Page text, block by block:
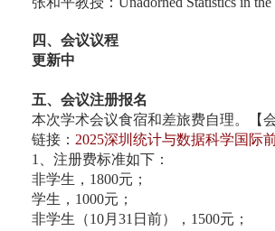
四、会议议程
更新中
五、会议注册报名
本次学术会议食宿和差旅费自理。【
链接： 2025深圳统计与数据科学国际
1、注册费标准如下：
非学生，1800元；
学生，1000元；
非学生（10月31日前），1500元；